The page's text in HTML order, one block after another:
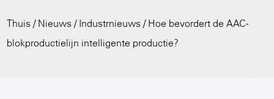
Thuis / Nieuws / Industrnieuws / Hoe bevordert de AAC-
blokproductielijn intelligente productie?